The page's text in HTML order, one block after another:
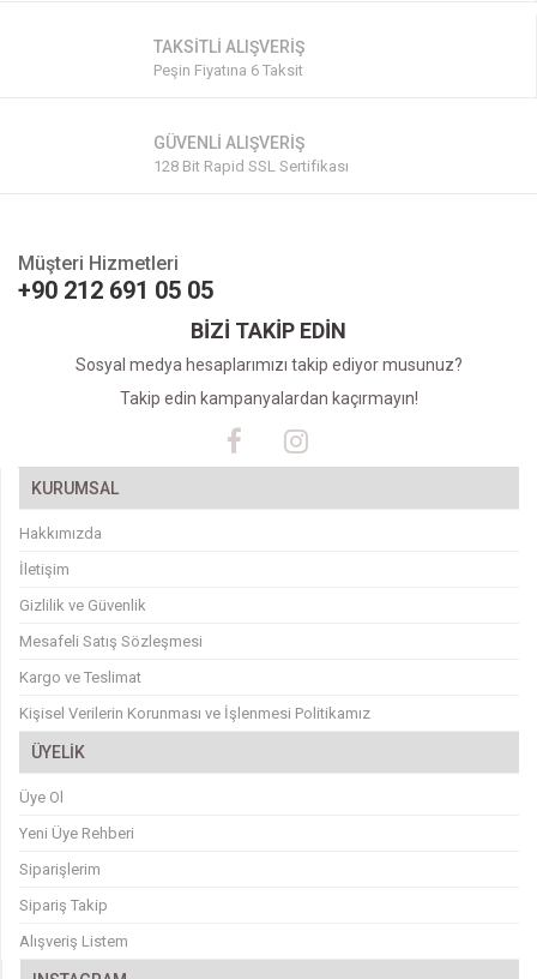
TAKSİTLİ ALIŞVERİŞ
Peşin Fiyatına 6 Taksit
GÜVENLİ ALIŞVERİŞ
128 Bit Rapid SSL Sertifikası
Müşteri Hizmetleri
+90 212 691 05 05
BİZİ TAKİP EDİN
Sosyal medya hesaplarımızı takip ediyor musunuz?
Takip edin kampanyalardan kaçırmayın!
KURUMSAL
Hakkımızda
İletişim
Gizlilik ve Güvenlik
Mesafeli Satış Sözleşmesi
Kargo ve Teslimat
Kişisel Verilerin Korunması ve İşlenmesi Politikamız
ÜYELİK
Üye Ol
Yeni Üye Rehberi
Siparişlerim
Sipariş Takip
Alışveriş Listem